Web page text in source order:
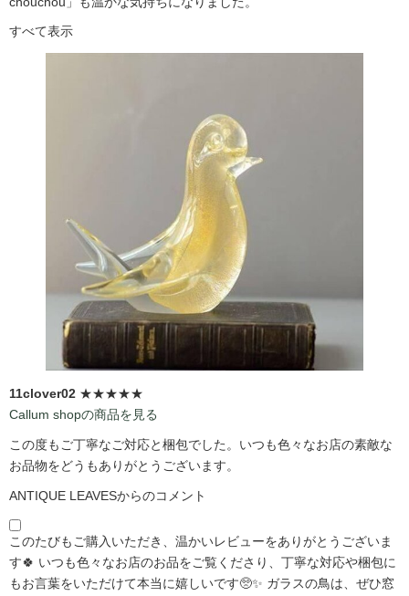
すべて表示
11clover02 ★★★★★
Callum shopの商品を見る
この度もご丁寧なご対応と梱包でした。いつも色々なお店の素敵な
お品物をどうもありがとうございます。
ANTIQUE LEAVESからのコメント
このたびもご購入いただき、温かいレビューをありがとうございま
す🍀 いつも色々なお店のお品をご覧くださり、丁寧な対応や梱包に
もお言葉をいただけて本当に嬉しいです🥺✨ ガラスの鳥は、ぜひ窓